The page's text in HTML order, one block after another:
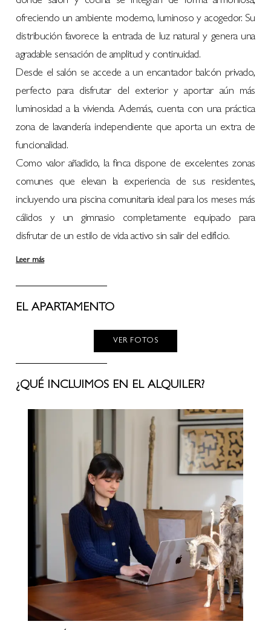
ofreciendo un ambiente moderno, luminoso y acogedor. Su
distribución favorece la entrada de luz natural y genera una
agradable sensación de amplitud y continuidad.
Desde el salón se accede a un encantador balcón privado,
perfecto para disfrutar del exterior y aportar aún más
luminosidad a la vivienda. Además, cuenta con una práctica
zona de lavandería independiente que aporta un extra de
funcionalidad.
Como valor añadido, la finca dispone de excelentes zonas
comunes que elevan la experiencia de sus residentes,
incluyendo una piscina comunitaria ideal para los meses más
cálidos y un gimnasio completamente equipado para
disfrutar de un estilo de vida activo sin salir del edificio.
Leer más
EL APARTAMENTO
VER FOTOS
¿QUÉ INCLUIMOS EN EL ALQUILER?